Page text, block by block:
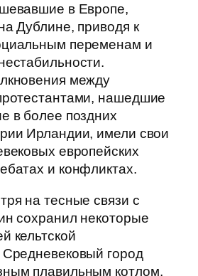
в Европе,
Дублине, приводя к
переменам и
между
нашедшие
в более поздних
Ирландии, имели свои
европейских
и конфликтах.
на тесные связи с
сохранил некоторые
кельтской
Средневековый город
плавильным котлом,